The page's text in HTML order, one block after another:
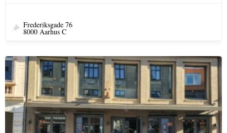
Frederiksgade 76
8000 Aarhus C